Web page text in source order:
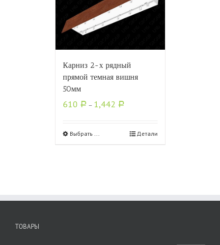
Карниз 2-х рядный
прямой темная вишня
50мм
610 Р – 1,442 Р
Выбрать ... Детали
ТОВАРЫ